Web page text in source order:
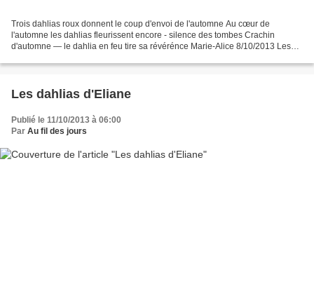
Trois dahlias roux donnent le coup d'envoi de l'automne Au cœur de
l'automne les dahlias fleurissent encore - silence des tombes Crachin
d'automne — le dahlia en feu tire sa révérénce Marie-Alice 8/10/2013 Les
Les dahlias d'Eliane
Publié le 11/10/2013 à 06:00
Par Au fil des jours